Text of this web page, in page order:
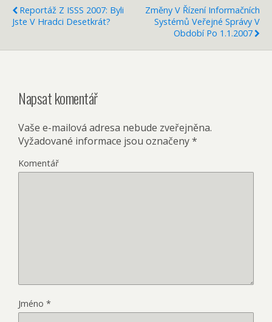
Reportáž Z ISSS 2007: Byli
Jste V Hradci Desetkrát?
Změny V Řízení Informačních
Systémů Veřejné Správy V
Období Po 1.1.2007
Napsat komentář
Vaše e-mailová adresa nebude zveřejněna.
Vyžadované informace jsou označeny*
Komentář
Jméno *